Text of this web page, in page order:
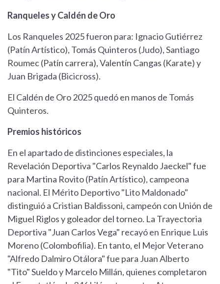
Ranqueles y Caldén de Oro
Los Ranqueles 2025 fueron para: Ignacio Gutiérrez
(Patín Artístico), Tomás Quinteros (Judo), Santiago
Roumec (Patín carrera), Valentín Cangas (Karate) y
Juan Brigada (Bicicross).
El Caldén de Oro 2025 quedó en manos de Tomás
Quinteros.
Premios históricos
En el apartado de distinciones especiales, la
Revelación Deportiva "Carlos Reynaldo Jaeckel" fue
para Martina Rovito (Patín Artístico), campeona
nacional. El Mérito Deportivo "Lito Maldonado"
distinguió a Cristian Baldissoni, campeón con Unión de
Miguel Riglos y goleador del torneo. La Trayectoria
Deportiva "Juan Carlos Vega" recayó en Enrique Luis
Moreno (Colombofilia). En tanto, el Mejor Veterano
"Alfredo Dalmiro Otálora" fue para Juan Alberto
"Tito" Sueldo y Marcelo Millán, quienes completaron